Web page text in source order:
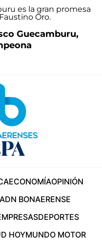
Guecamburu,
ECONOMÍAOPINIÓN
BONAERENSE
DEPORTES
HOYMUNDO MOTOR